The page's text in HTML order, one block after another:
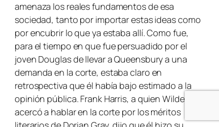
amenaza los reales fundamentos de esa
sociedad, tanto por importar estas ideas como
por encubrir lo que ya estaba allí. Como fue,
para el tiempo en que fue persuadido por el
joven Douglas de llevar a Queensbury a una
demanda en la corte, estaba claro en
retrospectiva que él había bajo estimado a la
opinión pública. Frank Harris, a quien Wilde se
acercó a hablar en la corte por los méritos